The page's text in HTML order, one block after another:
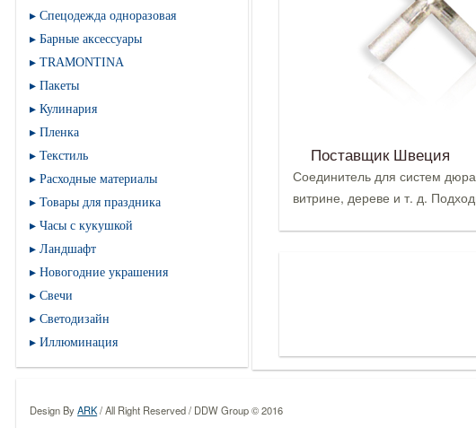
Спецодежда одноразовая
Барные аксессуары
TRAMONTINA
Пакеты
Кулинария
Пленка
Текстиль
Расходные материалы
Товары для праздника
Часы с кукушкой
Ландшафт
Новогодние украшения
Свечи
Светодизайн
Иллюминация
Поставщик Швеция
Соединитель для систем
витрине, дереве и т. д.
Design ByARK/ All Right Reserved / DDW Group © 2016